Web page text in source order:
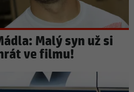
Malý syn už si
ve filmu!